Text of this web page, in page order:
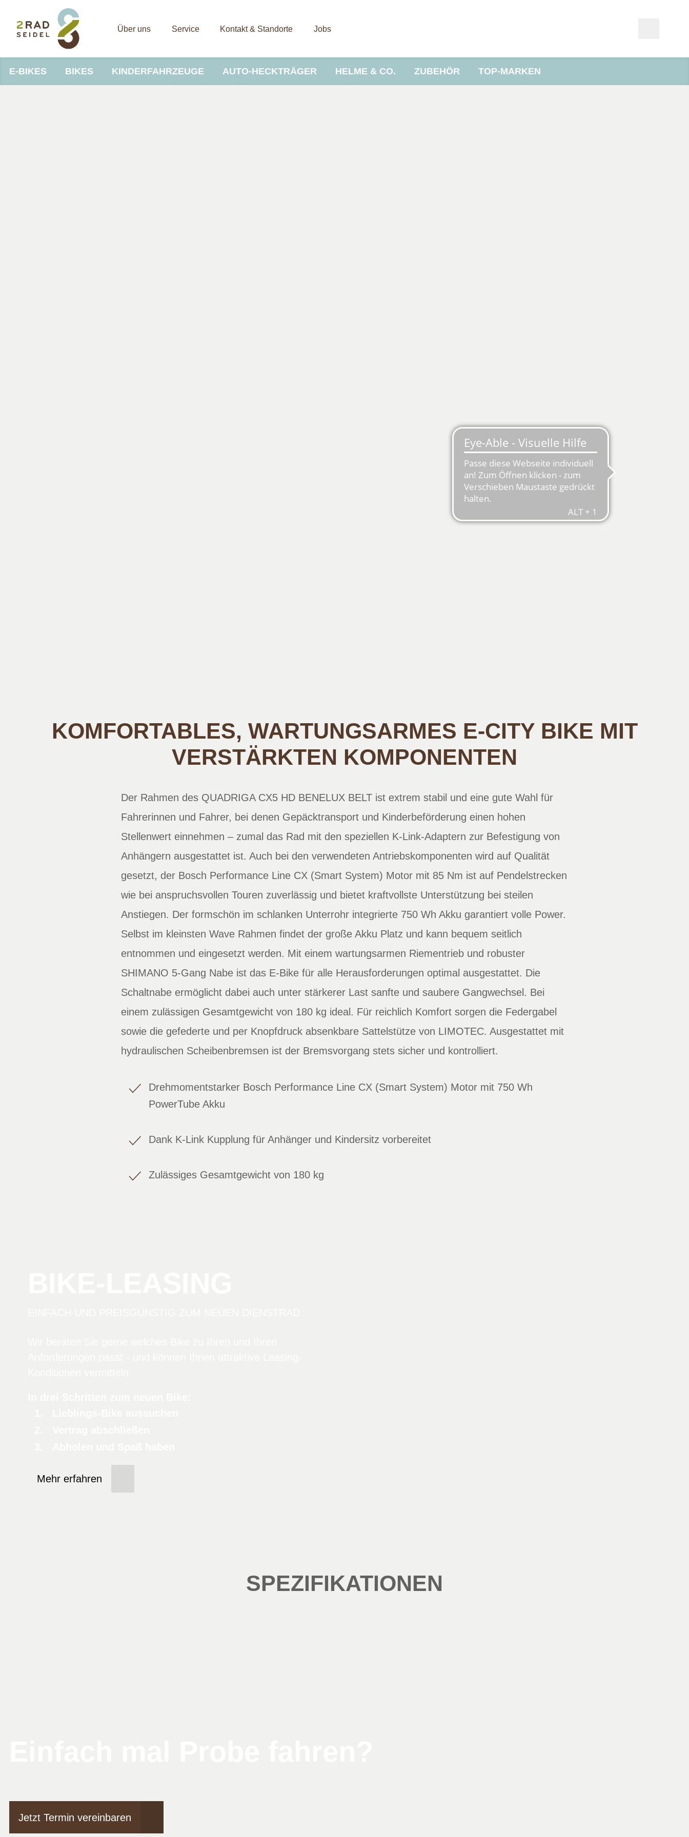
Über uns Service Kontakt & Standorte Jobs
E-BIKES BIKES KINDERFAHRZEUGE AUTO-HECKTRÄGER HELME & CO. ZUBEHÖR TOP-MARKEN
KOMFORTABLES, WARTUNGSARMES E-CITY BIKE MIT
VERSTÄRKTEN KOMPONENTEN
Der Rahmen des QUADRIGA CX5 HD BENELUX BELT ist extrem stabil und eine gute Wahl für
Fahrerinnen und Fahrer, bei denen Gepäcktransport und Kinderbeförderung einen hohen
Stellenwert einnehmen – zumal das Rad mit den speziellen K-Link-Adaptern zur Befestigung von
Anhängern ausgestattet ist. Auch bei den verwendeten Antriebskomponenten wird auf Qualität
gesetzt, der Bosch Performance Line CX (Smart System) Motor mit 85 Nm ist auf Pendelstrecken
wie bei anspruchsvollen Touren zuverlässig und bietet kraftvollste Unterstützung bei steilen
Anstiegen. Der formschön im schlanken Unterrohr integrierte 750 Wh Akku garantiert volle Power.
Selbst im kleinsten Wave Rahmen findet der große Akku Platz und kann bequem seitlich
entnommen und eingesetzt werden. Mit einem wartungsarmen Riementrieb und robuster
SHIMANO 5-Gang Nabe ist das E-Bike für alle Herausforderungen optimal ausgestattet. Die
Schaltnabe ermöglicht dabei auch unter stärkerer Last sanfte und saubere Gangwechsel. Bei
einem zulässigen Gesamtgewicht von 180 kg ideal. Für reichlich Komfort sorgen die Federgabel
sowie die gefederte und per Knopfdruck absenkbare Sattelstütze von LIMOTEC. Ausgestattet mit
hydraulischen Scheibenbremsen ist der Bremsvorgang stets sicher und kontrolliert.
Drehmomentstarker Bosch Performance Line CX (Smart System) Motor mit 750 Wh
PowerTube Akku
Dank K-Link Kupplung für Anhänger und Kindersitz vorbereitet
Zulässiges Gesamtgewicht von 180 kg
Mehr erfahren
SPEZIFIKATIONEN
Jetzt Termin vereinbaren